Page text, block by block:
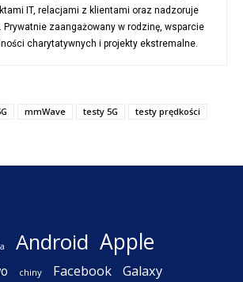
IT, relacjami z klientami oraz nadzoruje
Prywatnie zaangażowany w rodzinę, wsparcie
charytatywnych i projekty ekstremalne.
mmWave testy 5G
testy prędkości
Android Apple
chiny Facebook Galaxy